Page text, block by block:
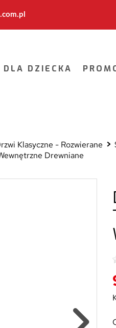
DLA DZIECKA
Klasyczne - Rozwierane
Drewniane